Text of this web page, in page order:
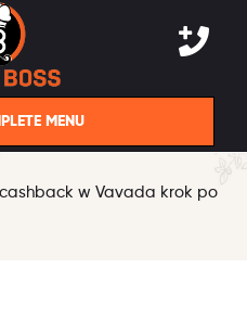
MENU
w Vavada krok po